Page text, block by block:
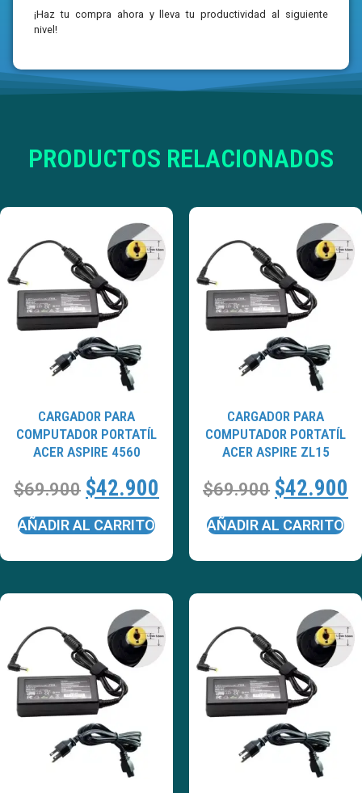
¡Haz tu compra ahora y lleva tu productividad al siguiente
nivel!
PRODUCTOS RELACIONADOS
CARGADOR PARA
COMPUTADOR PORTATÍL
ACER ASPIRE 4560
$69.900 $42.900
AÑADIR AL CARRITO
CARGADOR PARA
COMPUTADOR PORTATÍL
ACER ASPIRE ZL15
$69.900 $42.900
AÑADIR AL CARRITO